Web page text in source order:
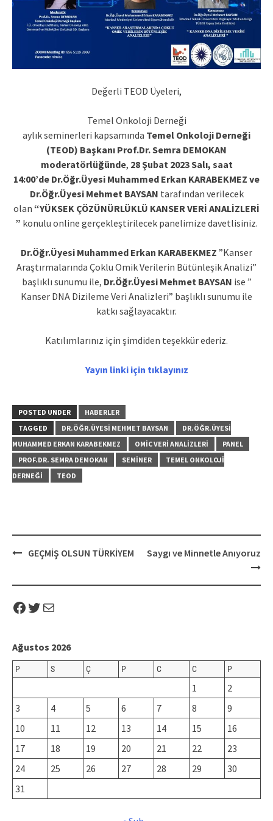
Değerli TEOD Üyeleri,
Temel Onkoloji Derneği
aylık seminerleri kapsamında Temel Onkoloji Derneği
(TEOD) Başkanı Prof.Dr. Semra DEMOKAN
moderatörlüğünde, 28 Şubat 2023 Salı, saat
14:00’de Dr.Öğr.Üyesi Muhammed Erkan KARABEKMEZ ve
Dr.Öğr.Üyesi Mehmet BAYSAN tarafından verilecek
olan “YÜKSEK ÇÖZÜNÜRLÜKLÜ KANSER VERİ ANALİZLERİ
” konulu online gerçekleştirilecek panelimize davetlisiniz.
Dr.Öğr.Üyesi Muhammed Erkan KARABEKMEZ ”Kanser
Araştırmalarında Çoklu Omik Verilerin Bütünleşik Analizi”
başlıklı sunumu ile, Dr.Öğr.Üyesi Mehmet BAYSAN ise ”
Kanser DNA Dizileme Veri Analizleri” başlıklı sunumu ile
katkı sağlayacaktır.
Katılımlarınız için şimdiden teşekkür ederiz.
Yayın linki için tıklayınız
POSTED UNDER
HABERLER
TAGGED
DR.ÖĞR.ÜYESI MEHMET BAYSAN
DR.ÖĞR.ÜYESI
MUHAMMED ERKAN KARABEKMEZ
OMIC VERI ANALIZLERI
PANEL
PROF.DR. SEMRA DEMOKAN
SEMINER
TEMEL ONKOLOJI
DERNEĞI
TEOD
PostGEÇMİŞ OLSUN TÜRKİYEM Saygı ve Minnetle Anıyoruz
Facebook
Twitter
Mail
Ağustos 2026
P S Ç P C C P
1
2
3
4 5 6 7 8
9
10
11 12 13 14 15
16
17
18 19 20 21 22
23
24
25 26 27 28 29
30
31